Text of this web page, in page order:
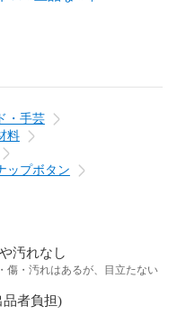
・手芸
料
ップボタン
汚れなし
傷・汚れはあるが、目立たない
品者負担)